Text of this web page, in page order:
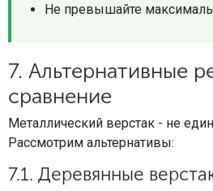
Не превышайте
7. Альтернативные
сравнение
Металлический верстак - не
Рассмотрим альтернативы:
7.1. Деревянные